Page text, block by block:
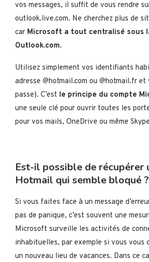
vos messages, il suffit de vous rendre
outlook.live.com. Ne cherchez plus de
car Microsoft a tout centralisé sous
Outlook.com.
Utilisez simplement vos identifiants
adresse @hotmail.com ou @hotmail.fr
passe). C’est le principe du compte
une seule clé pour ouvrir toutes les
pour vos mails, OneDrive ou même
Est-il possible de récupérer
Hotmail qui semble bloqué ?
Si vous faites face à un message
pas de panique, c’est souvent une
Microsoft surveille les activités de
inhabituelles, par exemple si vous vous
un nouveau lieu de vacances. Dans ce